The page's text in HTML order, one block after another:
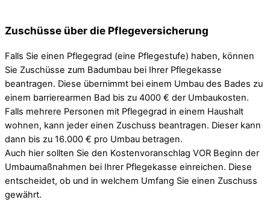
Zuschüsse über die Pflegeversicherung
Falls Sie einen Pflegegrad (eine Pflegestufe) haben, können
Sie Zuschüsse zum Badumbau bei Ihrer Pflegekasse
beantragen. Diese übernimmt bei einem Umbau des Bades zu
einem barrierearmen Bad bis zu 4000 € der Umbaukosten.
Falls mehrere Personen mit Pflegegrad in einem Haushalt
wohnen, kann jeder einen Zuschuss beantragen. Dieser kann
dann bis zu 16.000 € pro Umbau betragen.
Auch hier sollten Sie den Kostenvoranschlag VOR Beginn der
Umbaumaßnahmen bei Ihrer Pflegekasse einreichen. Diese
entscheidet, ob und in welchem Umfang Sie einen Zuschuss
gewährt.